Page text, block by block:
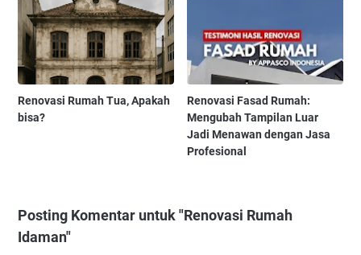
Renovasi Rumah Tua, Apakah
bisa?
Renovasi Fasad Rumah:
Mengubah Tampilan Luar
Jadi Menawan dengan Jasa
Profesional
Posting Komentar untuk "Renovasi Rumah
Idaman"